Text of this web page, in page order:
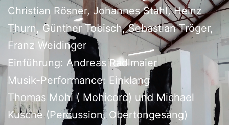
Christian Rösner, Johannes Stahl, Heinz
Thurn, Günther Tobisch, Sebastian Tröger,
Franz Weidinger
Einführung: Andreas Radlmaier
Musik-Performance: Einklang
Thomas Mohi ( Mohicord) und Michael
Kusche (Percussion, Obertongesang)